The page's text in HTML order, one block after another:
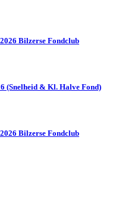
Bilzerse Fondclub
(Snelheid & Kl. Halve Fond)
Bilzerse Fondclub